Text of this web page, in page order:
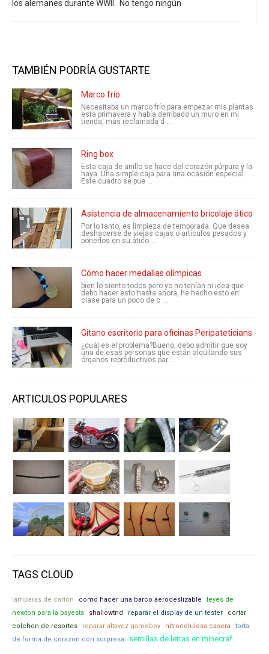
los alemanes durante WWII. No tengo ningún
TAMBIÉN PODRÍA GUSTARTE
Marco frío
Necesitaba un marco frío para empezar mis plantas
esta primavera y había derribado un muro en mi
tienda, más reclamada d ...
Ring box
Esta caja de anillo se hace del corazón púrpura y la
haya. Una simple caja para una ocasión especial.
Este cuadro se pue ...
Asistencia de almacenamiento bricolaje ático
Por lo tanto, es limpieza de temporada. Que desea
deshacerse de viejas cajas o artículos pesados y
ponerlos en su ático. ...
Cómo hacer medallas olímpicas
bien lo siento todos pero yo no tenían ni idea que
debo hacer esto hasta ahora, he hecho esto en
clase para un poco de c ...
Gitano escritorio para oficinas Peripateticians -
¿cuál es el problema?Bueno, debo admitir que soy
una de esas personas que están alquilando sus
órganos reproductivos par ...
ARTICULOS POPULARES
TAGS CLOUD
lámparas de cartón como hacer una barco aerodeslizable
leyes de
newton para la bayesta
shallowtnd reparar el display de un tester
cortar
colchon de resortes
reparar altavoz gameboy nitrocelulosa casera
torta
de forma de corazon con sorpresa
semillas de letras en minecraf